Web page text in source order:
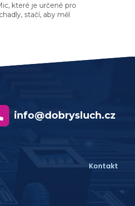
které je určené pro
stačí, aby měl
info@dobrysluch.cz
Kontakt